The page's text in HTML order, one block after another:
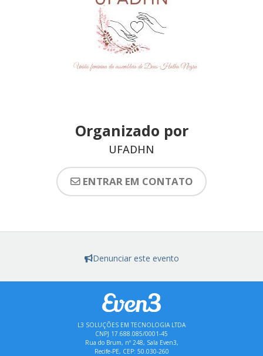
Organizado por
UFADHN
ENTRAR EM CONTATO
Denunciar este evento
L3 SOLUÇÕES EM TECNOLOGIA LTDA
CNPJ 17.688.085/0001-45
Rua do Brum, nº 248, Sala Even3,
Recife-PE, CEP: 50.030-260